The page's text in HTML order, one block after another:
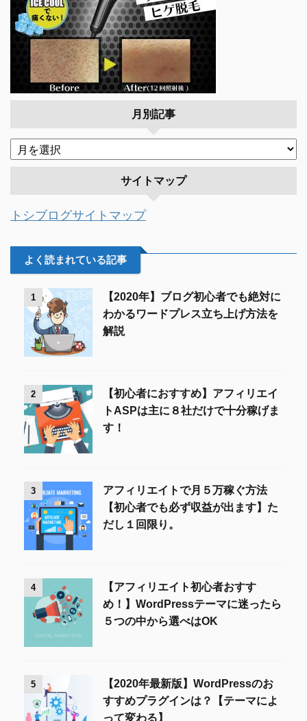
月別記事
サイトマップ
トシブログサイトマップ
よく読まれている記事
1
【2020年】ブログ初心者でも絶対に
わかるワードプレス立ち上げ方法を
解説
2
【初心者におすすめ】アフィリエイ
トASPは主に８社だけで十分稼げま
す！
3
アフィリエイトで月５万稼ぐ方法
【初心者でも必ず収益が出ます】た
だし１回限り。
4
【アフィリエイト初心者おすす
め！】WordPressテーマに迷ったら
５つの中から選べはOK
5
【2020年最新版】WordPressのお
すすめプラグインは？【テーマによ
って変わる】